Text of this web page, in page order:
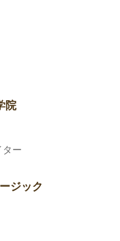
院
ター
ジック